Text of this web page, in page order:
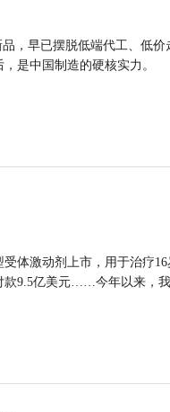
，早已摆脱低端代工、低
是中国制造的硬核实力。
体激动剂上市，用于治疗
9.5亿美元……今年以来，我